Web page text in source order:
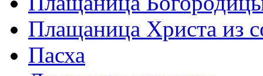
Плащаница Христа из
Пасха